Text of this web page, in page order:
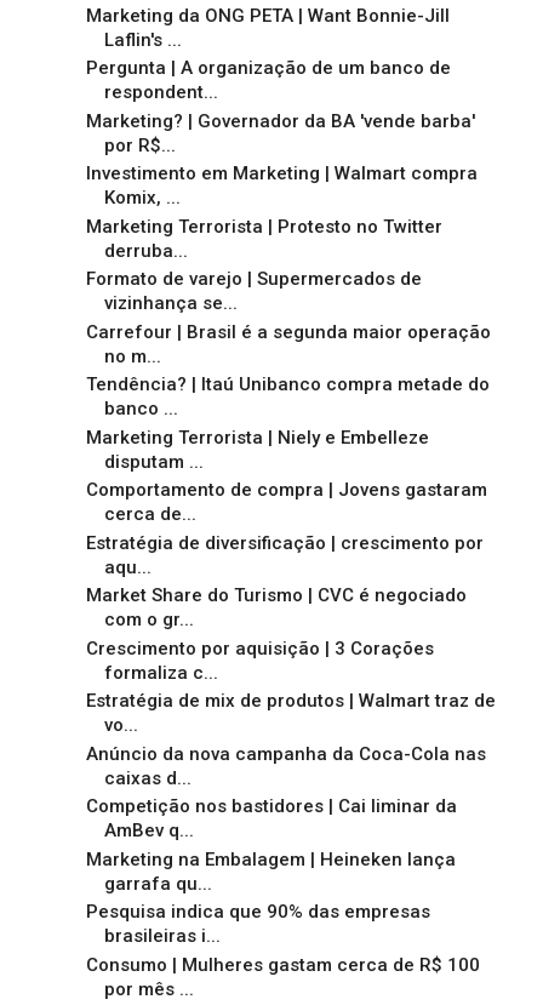
Marketing da ONG PETA | Want Bonnie-Jill
Laflin's ...
Pergunta | A organização de um banco de
respondent...
Marketing? | Governador da BA 'vende barba'
por R$...
Investimento em Marketing | Walmart compra
Komix, ...
Marketing Terrorista | Protesto no Twitter
derruba...
Formato de varejo | Supermercados de
vizinhança se...
Carrefour | Brasil é a segunda maior operação
no m...
Tendência? | Itaú Unibanco compra metade do
banco ...
Marketing Terrorista | Niely e Embelleze
disputam ...
Comportamento de compra | Jovens gastaram
cerca de...
Estratégia de diversificação | crescimento por
aqu...
Market Share do Turismo | CVC é negociado
com o gr...
Crescimento por aquisição | 3 Corações
formaliza c...
Estratégia de mix de produtos | Walmart traz de
vo...
Anúncio da nova campanha da Coca-Cola nas
caixas d...
Competição nos bastidores | Cai liminar da
AmBev q...
Marketing na Embalagem | Heineken lança
garrafa qu...
Pesquisa indica que 90% das empresas
brasileiras i...
Consumo | Mulheres gastam cerca de R$ 100
por mês ...